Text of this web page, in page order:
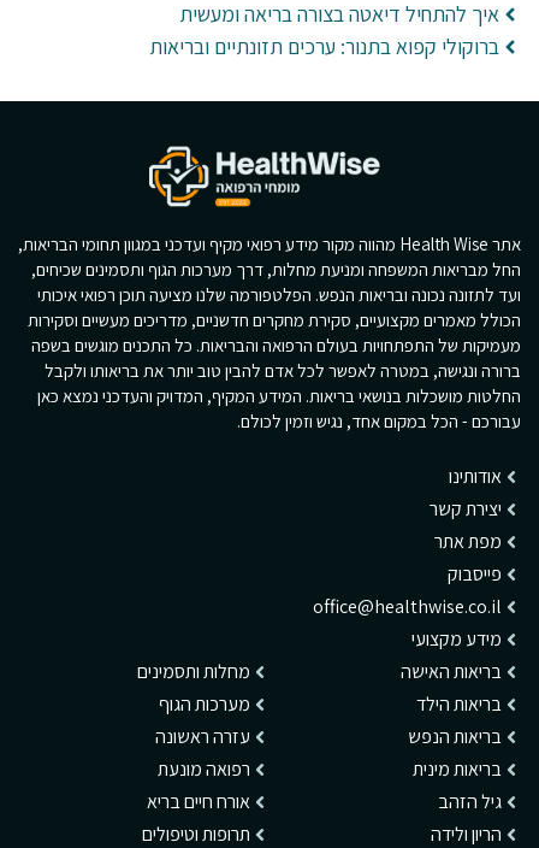
איך להתחיל דיאטה בצורה בריאה ומעשית
ברוקולי קפוא בתנור: ערכים תזונתיים ובריאות
אתר Health Wise מהווה מקור מידע רפואי מקיף ועדכני במגוון תחומי הבריאות,
החל מבריאות המשפחה ומניעת מחלות, דרך מערכות הגוף ותסמינים שכיחים,
ועד לתזונה נכונה ובריאות הנפש. הפלטפורמה שלנו מציעה תוכן רפואי איכותי
הכולל מאמרים מקצועיים, סקירת מחקרים חדשניים, מדריכים מעשיים וסקירות
מעמיקות של התפתחויות בעולם הרפואה והבריאות. כל התכנים מוגשים בשפה
ברורה ונגישה, במטרה לאפשר לכל אדם להבין טוב יותר את בריאותו ולקבל
החלטות מושכלות בנושאי בריאות. המידע המקיף, המדויק והעדכני נמצא כאן
עבורכם - הכל במקום אחד, נגיש וזמין לכולם.
אודותינו
יצירת קשר
מפת אתר
פייסבוק
office@healthwise.co.il
מידע מקצועי
בריאות האישה
בריאות הילד
בריאות הנפש
בריאות מינית
גיל הזהב
הריון ולידה
מחלות ותסמינים
מערכות הגוף
עזרה ראשונה
רפואה מונעת
אורח חיים בריא
תרופות וטיפולים